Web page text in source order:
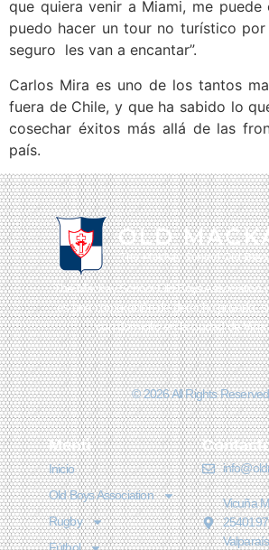
que quiera venir a Miami, me
puedo hacer un tour no turístico
seguro les van a encantar”.
Carlos Mira es uno de los tantos
fuera de Chile, y que ha sabido lo
cosechar éxitos más allá de las
país.
The Mackay School Old Boys Association
es una corporación de derecho privado,
con domicilio en la ciudad de
© 2026 All Rights
Menú
Inicio
Old Boys Association
Rugby
Vicuña